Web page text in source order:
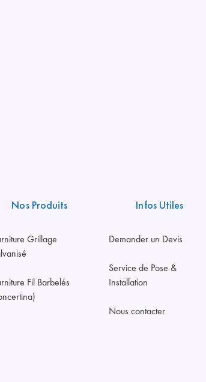
Nos Produits
Grillage
Fil Barbelés
Infos Utiles
Demander un Devis
Service de Pose &
Installation
Nous contacter